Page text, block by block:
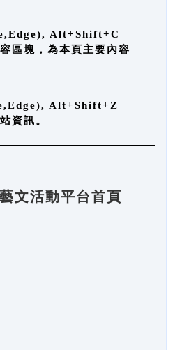
Alt+Shift+C
區塊，為本頁主要內容
Alt+Shift+Z
資訊。
文活動平台首頁